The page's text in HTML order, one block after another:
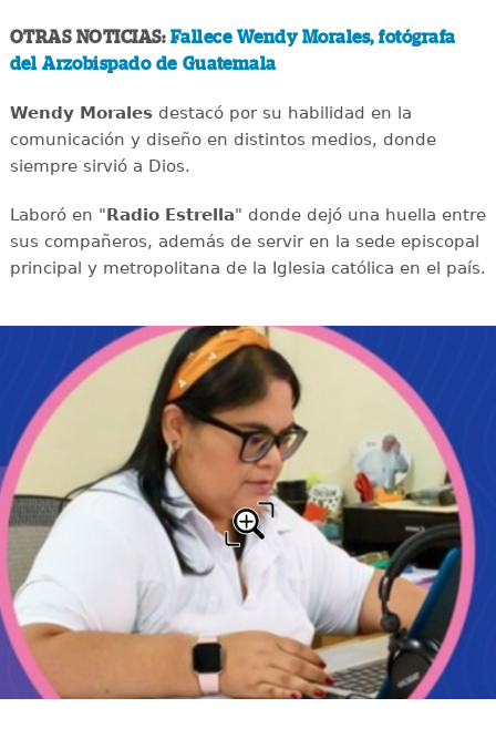
OTRAS NOTICIAS: Fallece Wendy Morales, fotógrafa
del Arzobispado de Guatemala
Wendy Moralesdestacó por su habilidad en la
comunicación y diseño en distintos medios, donde
siempre sirvió a Dios.
Laboró en " Radio Estrella" donde dejó una huella entre
sus compañeros, además de servir en la sede episcopal
principal y metropolitana de la Iglesia católica en el país.